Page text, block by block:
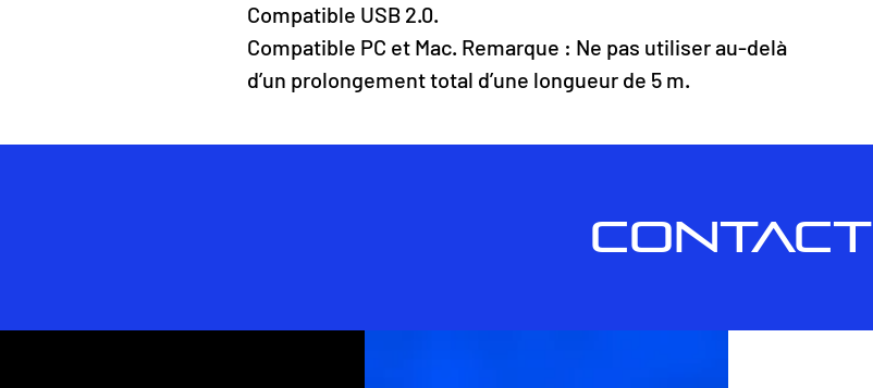
Compatible USB 2.0.
Compatible PC et Mac. Remarque : Ne pas utiliser au-delà
d’un prolongement total d’une longueur de 5 m.
CONTACT